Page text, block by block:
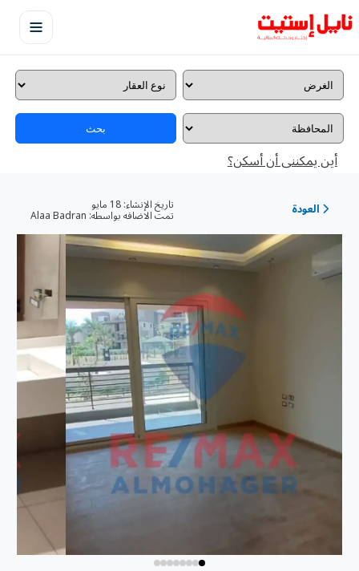
بحث
أين يمكننى أن أسكن؟
العودة تاريخ الإنشاء:
تمت الاضافه بواسطه: Alaa Badran